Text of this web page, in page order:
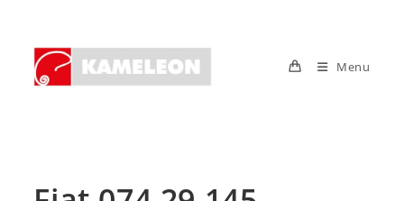
content
Menu